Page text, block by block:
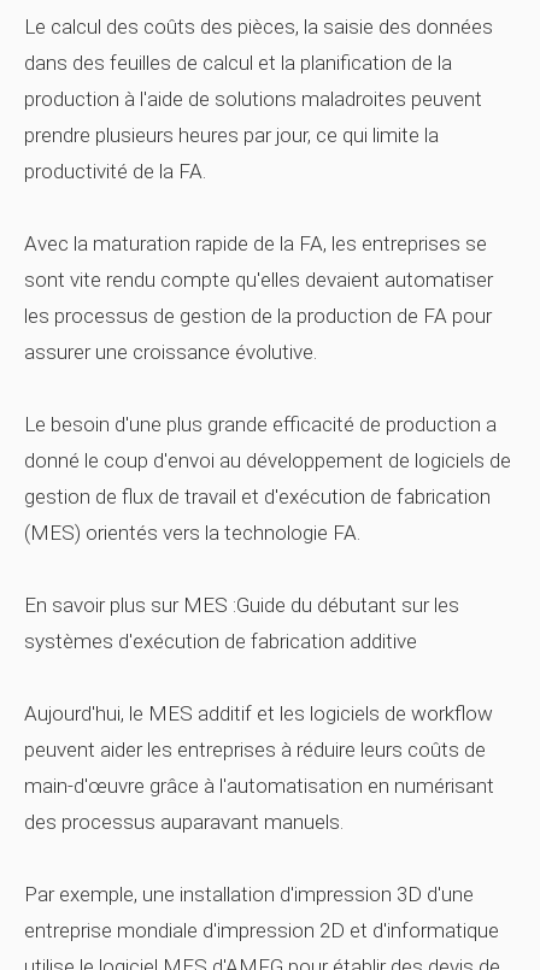
Le calcul des coûts des pièces, la saisie des données
dans des feuilles de calcul et la planification de la
production à l'aide de solutions maladroites peuvent
prendre plusieurs heures par jour, ce qui limite la
productivité de la FA.
Avec la maturation rapide de la FA, les entreprises se
sont vite rendu compte qu'elles devaient automatiser
les processus de gestion de la production de FA pour
assurer une croissance évolutive.
Le besoin d'une plus grande efficacité de production a
donné le coup d'envoi au développement de logiciels de
gestion de flux de travail et d'exécution de fabrication
(MES) orientés vers la technologie FA.
En savoir plus sur MES :Guide du débutant sur les
systèmes d'exécution de fabrication additive
Aujourd'hui, le MES additif et les logiciels de workflow
peuvent aider les entreprises à réduire leurs coûts de
main-d'œuvre grâce à l'automatisation en numérisant
des processus auparavant manuels.
Par exemple, une installation d'impression 3D d'une
entreprise mondiale d'impression 2D et d'informatique